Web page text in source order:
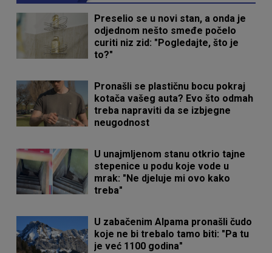
Preselio se u novi stan, a onda je
odjednom nešto smeđe počelo
curiti niz zid: "Pogledajte, što je
to?"
Pronašli se plastičnu bocu pokraj
kotača vašeg auta? Evo što odmah
treba napraviti da se izbjegne
neugodnost
U unajmljenom stanu otkrio tajne
stepenice u podu koje vode u
mrak: "Ne djeluje mi ovo kako
treba"
U zabačenim Alpama pronašli čudo
koje ne bi trebalo tamo biti: "Pa tu
je već 1100 godina"